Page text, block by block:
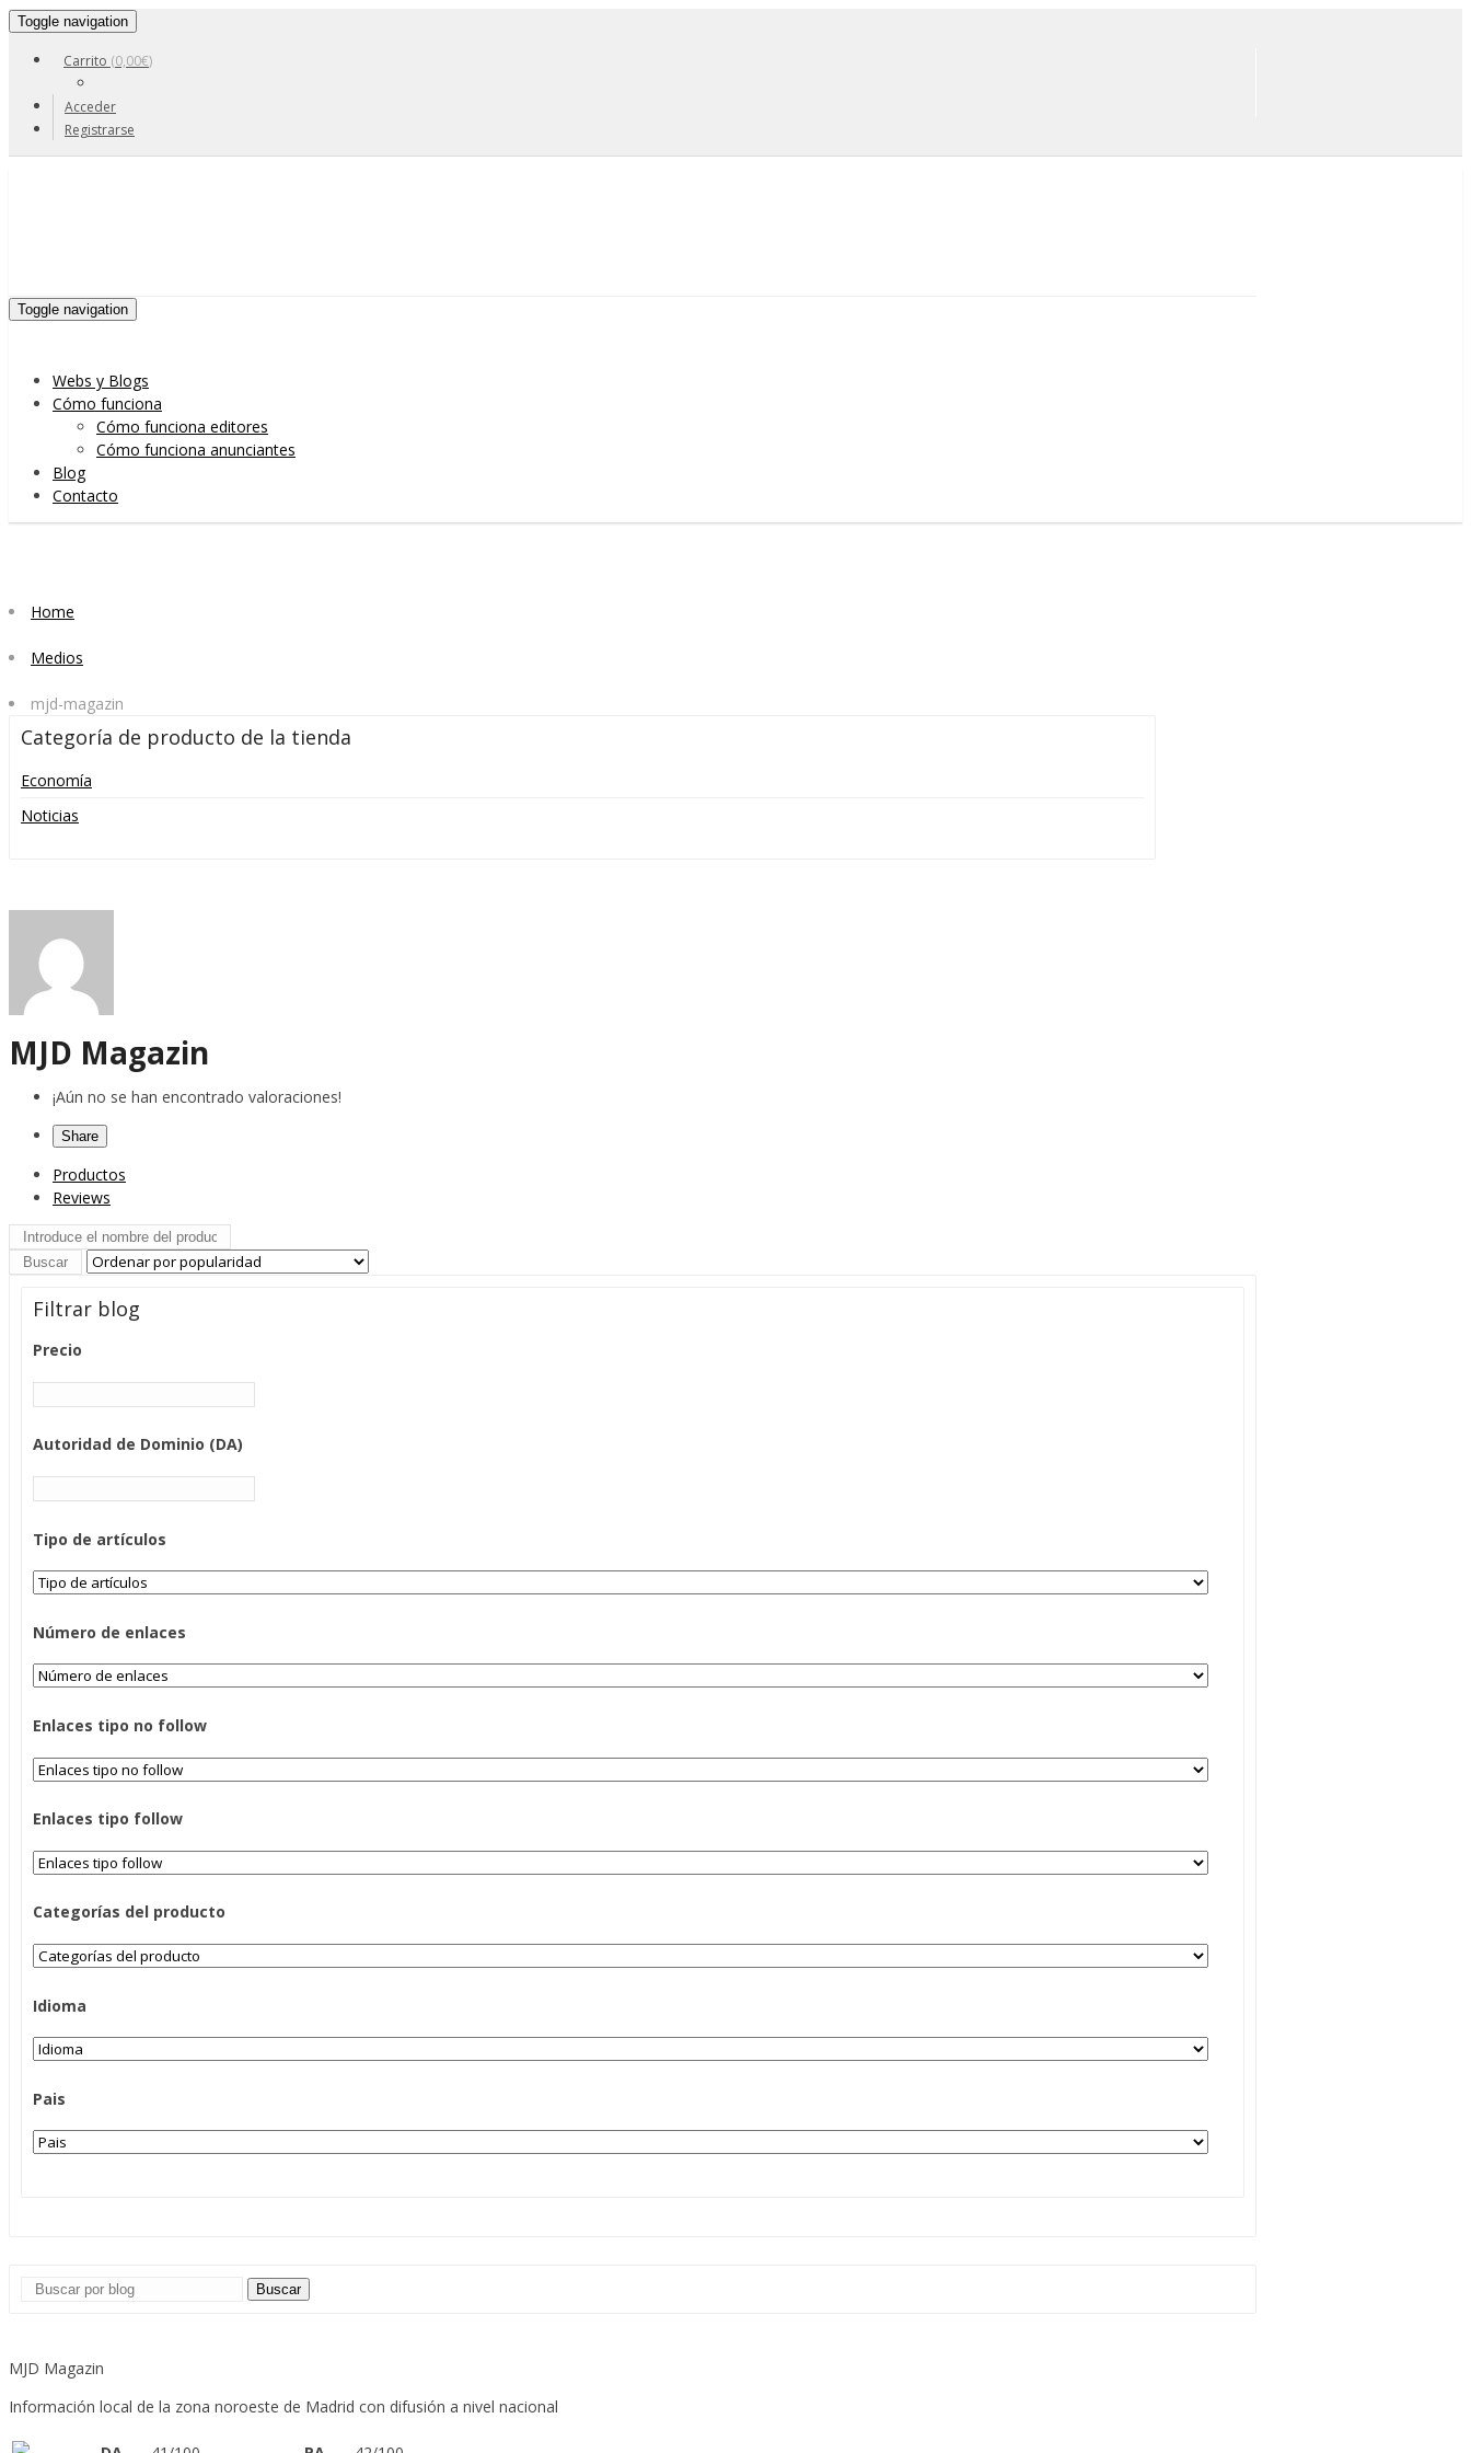
Toggle navigation
Carrito (0,00€)
Acceder
Registrarse
Menu
Skip to content
Toggle navigation
Webs y Blogs
Cómo funciona
Cómo funciona editores
Cómo funciona anunciantes
Blog
Contacto
Home
Medios
mjd-magazin
Categoría de producto de la tienda
Economía
Noticias
MJD Magazin
¡Aún no se han encontrado valoraciones!
Share
Productos
Reviews
Filtrar blog
Precio
Autoridad de Dominio (DA)
Tipo de artículos
Número de enlaces
Enlaces tipo no follow
Enlaces tipo follow
Categorías del producto
Idioma
Pais
Buscar
MJD Magazin
Información local de la zona noroeste de Madrid con difusión a nivel nacional